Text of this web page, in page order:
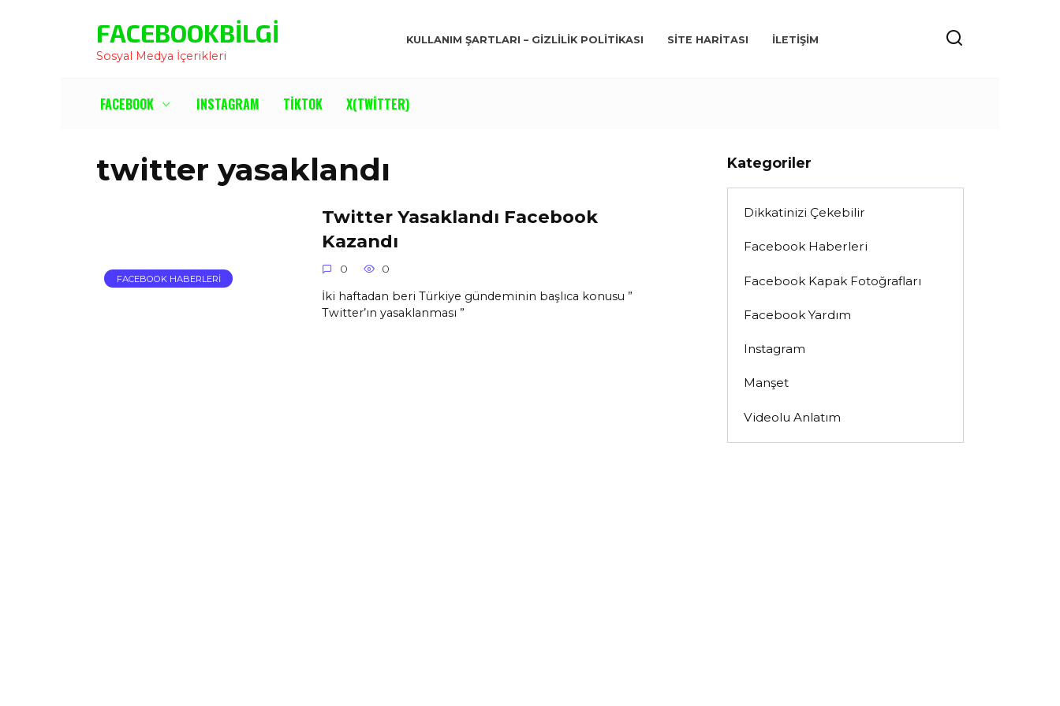
FACEBOOKBILGI
Sosyal Medya İçerikleri
KULLANIM ŞARTLARI – GIZLILIK POLITIKASI SITE HARITASI İLETIŞIM
FACEBOOK INSTAGRAM TIKTOK X(TWITTER)
twitter yasaklandı
FACEBOOK HABERLERI
Twitter Yasaklandı Facebook
Kazandı
0 0
İki haftadan beri Türkiye gündeminin başlıca konusu ”
Twitter’ın yasaklanması ”
Kategoriler
Dikkatinizi Çekebilir
Facebook Haberleri
Facebook Kapak Fotoğrafları
Facebook Yardım
Instagram
Manşet
Videolu Anlatım